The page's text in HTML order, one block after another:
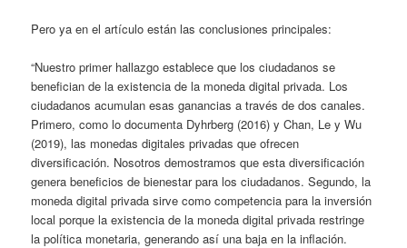
Pero ya en el artículo están las conclusiones principales:
“Nuestro primer hallazgo establece que los ciudadanos se
benefician de la existencia de la moneda digital privada. Los
ciudadanos acumulan esas ganancias a través de dos canales.
Primero, como lo documenta Dyhrberg (2016) y Chan, Le y Wu
(2019), las monedas digitales privadas que ofrecen
diversificación. Nosotros demostramos que esta diversificación
genera beneficios de bienestar para los ciudadanos. Segundo, la
moneda digital privada sirve como competencia para la inversión
local porque la existencia de la moneda digital privada restringe
la política monetaria, generando así una baja en la inflación.